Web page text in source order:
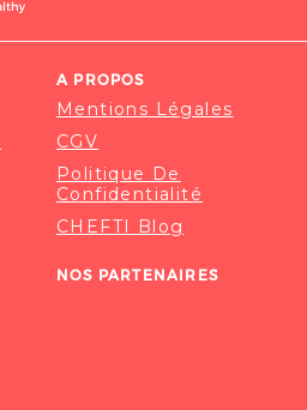
la
page
A PROPOS
Mentions Légales
CGV
Politique De
Confidentialité
CHEFTI Blog
NOS PARTENAIRES